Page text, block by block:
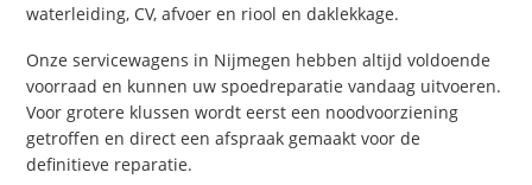
waterleiding, CV, afvoer en riool en daklekkage.
Onze servicewagens in Nijmegen hebben altijd voldoende
voorraad en kunnen uw spoedreparatie vandaag uitvoeren.
Voor grotere klussen wordt eerst een noodvoorziening
getroffen en direct een afspraak gemaakt voor de
definitieve reparatie.